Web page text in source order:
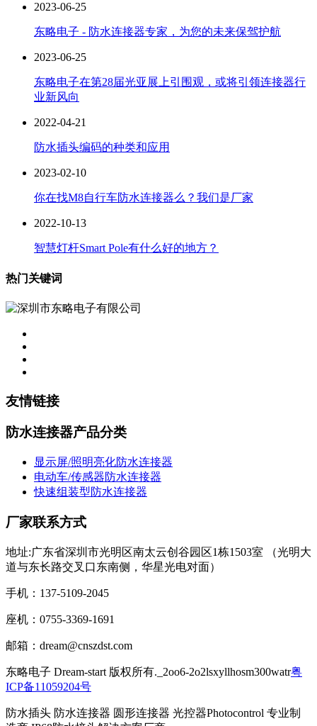
2023-06-25
东略电子 - 防水连接器专家，为您的未来保驾护航
2023-06-25
东略电子在第28届光亚展上引围观，或将引领连接器行
业新风向
2022-04-21
防水插头编码的种类和应用
2023-02-10
你在找M8自行车防水连接器么？我们是厂家
2022-10-13
智慧灯杆Smart Pole有什么好的地方？
热门关键词
友情链接
防水连接器产品分类
显示屏/照明亮化防水连接器
电动车/传感器防水连接器
快速组装型防水连接器
厂家联系方式
地址:广东省深圳市光明区南太云创谷园区1栋1503室 （光明大
道与东长路交叉口东南侧，华星光电对面）
手机：137-5109-2045
座机：0755-3369-1691
邮箱：dream@cnszdst.com
东略电子 Dream-start 版权所有._2oo6-2o2lsxyllhosm300watr粤
ICP备11059204号
防水插头 防水连接器 圆形连接器 光控器Photocontrol 专业制